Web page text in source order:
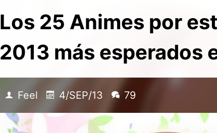
Los 25 Animes por
2013 más esperados
Feel 4/SEP/13 79